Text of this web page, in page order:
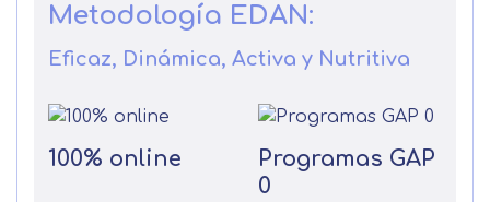
Metodología EDAN:
Eficaz, Dinámica, Activa y Nutritiva
100% online
Programas GAP
0